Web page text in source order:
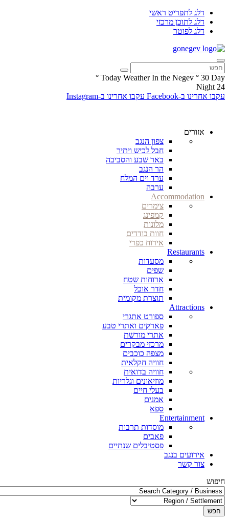
דלג לתפריט ראשי
דלג לתוכן מרכזי
דלג לפוטר
Today Weather In the Negev ° 30 Day
°
24
Night
עקבו אחרינו ב-Facebook
עקבו אחרינו ב-Instagram
אזורים
צפון הנגב
חבל לכיש ויתיר
באר שבע והסביבה
הר הנגב
ערד וים המלח
ערבה
Accommodation
צימרים
קמפינג
מלונות
חוות בודדים
אירוח כפרי
Restaurants
מסעדות
שפים
ארוחות שטח
חדר אוכל
תוצרת מקומית
Attractions
ספורט אתגרי
פארקים ואתרי טבע
אתרי מורשת
מרכזי מבקרים
מצפה כוכבים
חוויה חקלאית
חוויה בדואית
מוזיאונים וגלריות
בעלי חיים
אמנים
ספא
Entertainment
מוסדות תרבות
פאבים
פסטיבלים שנתיים
אירועים בנגב
צור קשר
חיפוש
חפש